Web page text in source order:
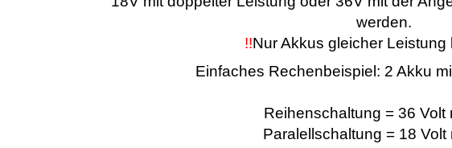
werden.
!!Nur Akkus gleicher Leistung
Einfaches Rechenbeispiel: 2 Akku
Reihenschaltung = 36 Volt
Paralellschaltung = 18 Volt